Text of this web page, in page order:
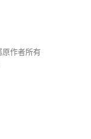
原作者所有